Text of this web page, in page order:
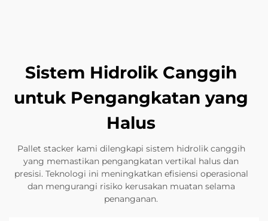
Sistem Hidrolik Canggih
untuk Pengangkatan yang
Halus
Pallet stacker kami dilengkapi sistem hidrolik canggih
yang memastikan pengangkatan vertikal halus dan
presisi. Teknologi ini meningkatkan efisiensi operasional
dan mengurangi risiko kerusakan muatan selama
penanganan.